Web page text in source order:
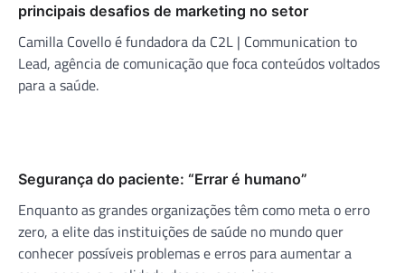
principais desafios de marketing no setor
Camilla Covello é fundadora da C2L | Communication to
Lead, agência de comunicação que foca conteúdos voltados
para a saúde.
Segurança do paciente: “Errar é humano”
Enquanto as grandes organizações têm como meta o erro
zero, a elite das instituições de saúde no mundo quer
conhecer possíveis problemas e erros para aumentar a